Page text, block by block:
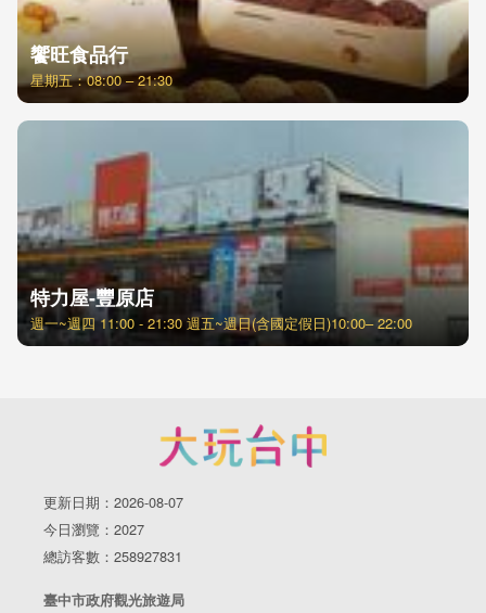
饗旺食品行
星期五：08:00 – 21:30
特力屋-豐原店
週一~週四 11:00 - 21:30 週五~週日(含國定假日)10:00– 22:00
更新日期：2026-08-07
今日瀏覽：2027
總訪客數：258927831
臺中市政府觀光旅遊局